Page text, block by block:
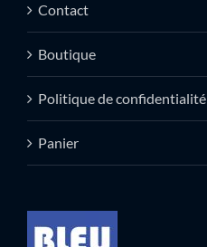
Contact
Boutique
Politique de confidentialité
Panier